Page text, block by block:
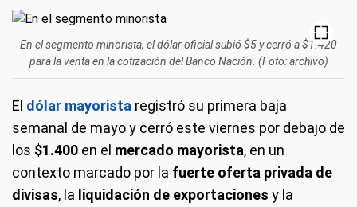
En el segmento minorista, el dólar oficial subió $5 y cerró a $1.420
para la venta en la cotización del Banco Nación. (Foto: archivo)
El dólar mayorista registró su primera baja
semanal de mayo y cerró este viernes por debajo de
los $1.400 en el mercado mayorista, en un
contexto marcado por la fuerte oferta privada de
divisas, la liquidación de exportaciones y la